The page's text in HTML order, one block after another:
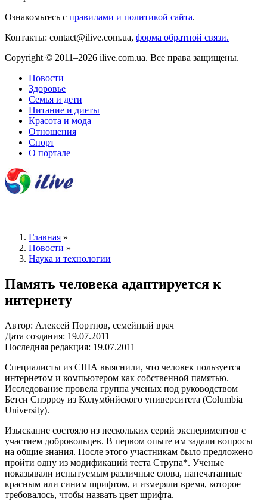
Ознакомьтесь с правилами и политикой сайта.
Контакты: contact@ilive.com.ua, форма обратной связи.
Copyright © 2011–2026 ilive.com.ua. Все права защищены.
Новости
Здоровье
Семья и дети
Питание и диеты
Красота и мода
Отношения
Спорт
О портале
Главная »
Новости »
Наука и технологии
Память человека адаптируется к
интернету
Автор: Алексей Портнов, семейный врач
Дата создания: 19.07.2011
Последняя редакция: 19.07.2011
Специалисты из США выяснили, что человек пользуется
интернетом и компьютером как собственной памятью.
Исследование провела группа ученых под руководством
Бетси Спэрроу из Колумбийского университета (Columbia
University).
Изыскание состояло из нескольких серий экспериментов с
участием добровольцев. В первом опыте им задали вопросы
на общие знания. После этого участникам было предложено
пройти одну из модификаций теста Струпа*. Ученые
показывали испытуемым различные слова, напечатанные
красным или синим шрифтом, и измеряли время, которое
требовалось, чтобы назвать цвет шрифта.